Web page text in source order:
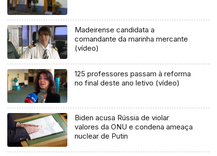
Madeirense candidata a
comandante da marinha mercante
(vídeo)
125 professores passam à reforma
no final deste ano letivo (vídeo)
Biden acusa Rússia de violar
valores da ONU e condena ameaça
nuclear de Putin